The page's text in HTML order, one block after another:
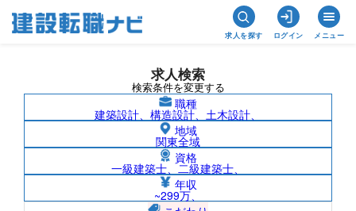
求人を探す ログイン メニュー
求人検索
検索条件を変更する
職種
建築設計、構造設計、土木設計、
地域
関東全域
資格
一級建築士、二級建築士、
年収
~299万、
兵庫県の求人検索結果一覧